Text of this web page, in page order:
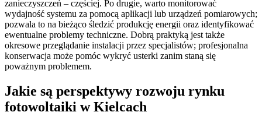
zanieczyszczeń – częściej. Po drugie, warto monitorować
wydajność systemu za pomocą aplikacji lub urządzeń pomiarowych;
pozwala to na bieżąco śledzić produkcję energii oraz identyfikować
ewentualne problemy techniczne. Dobrą praktyką jest także
okresowe przeglądanie instalacji przez specjalistów; profesjonalna
konserwacja może pomóc wykryć usterki zanim staną się
poważnym problemem.
Jakie są perspektywy rozwoju rynku
fotowoltaiki w Kielcach